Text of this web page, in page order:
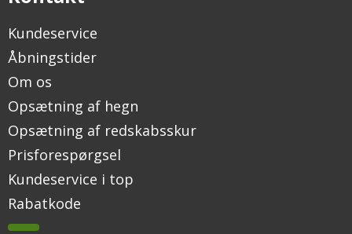
Kundeservice
Åbningstider
Om os
Opsætning af hegn
Opsætning af redskabsskur
Prisforespørgsel
Kundeservice i top
Rabatkode